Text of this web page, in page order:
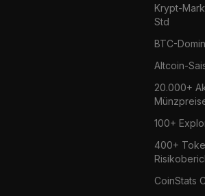
Krypt-
Std
BTC-
Altcoin-
20.000+
100+
400+
CoinStats